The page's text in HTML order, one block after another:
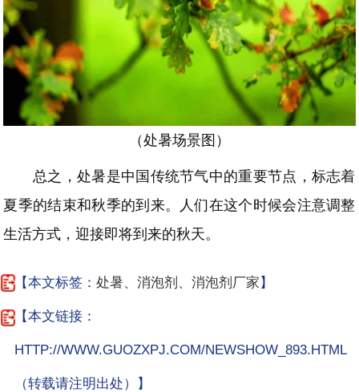
（处暑场景图）
总之，处暑是中国传统节气中的重要节点，标志着
夏季的结束和秋季的到来。人们在这个时候会注意调整
生活方式，迎接即将到来的秋天。
【本文标签： 处暑、 消泡剂 、 消泡剂厂家 】
【本文链接：
HTTP://WWW.GUOZXPJ.COM/NEWSHOW_893.HTML
（转载请注明出处）】